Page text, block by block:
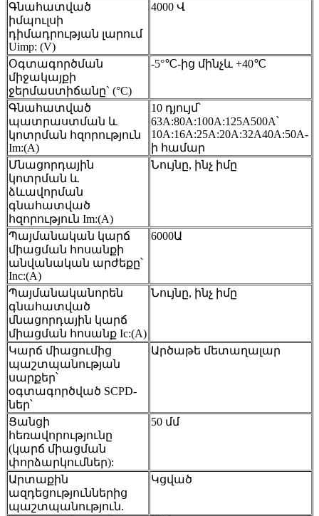
Գնահատված
իմպուլսի
դիմադրության լարում
Uimp: (V)
4000 Վ
Օգտագործման
միջակայքի
ջերմաստիճանը` (°C)
-5°℃-ից մինչև +40℃
Գնահատված
պատրաստման և
կոտրման հզորություն
Im:(A)
10 դյույմ՝
63A:80A:100A:125A500A՝
10A:16A:25A:20A:32A40A:50A-
ի համար
Մնացորդային
կոտրման և
ձևավորման
գնահատված
հզորություն Im:(A)
Նույնը, ինչ իմը
Պայմանական կարճ
միացման հոսանքի
անվանական արժեքը՝
Inc:(A)
6000Ա
Պայմանականորեն
գնահատված
մնացորդային կարճ
միացման հոսանք Ic:(A)
Նույնը, ինչ իմը
Կարճ միացումից
պաշտպանության
սարքեր՝
օգտագործված SCPD-
ներ՝
Արծաթե մետաղալար
Ցանցի
հեռավորությունը
(կարճ միացման
փորձարկումներ):
50 մմ
Արտաքին
ազդեցություններից
պաշտպանություն.
Կցված